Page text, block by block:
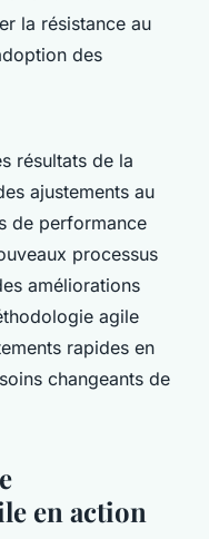
la résistance au
des
résultats de la
ajustements au
de performance
processus
améliorations
agile
rapides en
changeants de
en action